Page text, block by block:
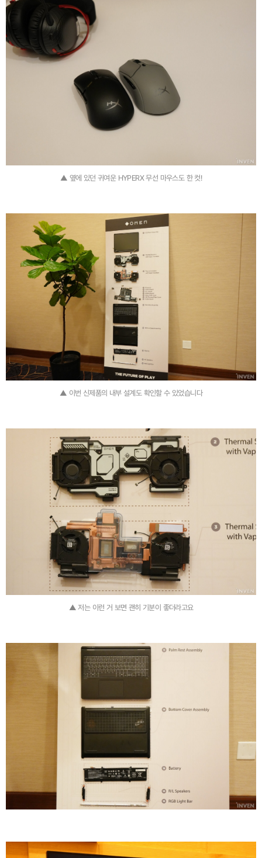
▲ 옆에 있던 귀여운 HYPERX 무선 마우스도 한 컷!
▲ 이번 신제품의 내부 설계도 확인할 수 있었습니다
▲ 저는 이런 거 보면 괜히 기분이 좋더라고요